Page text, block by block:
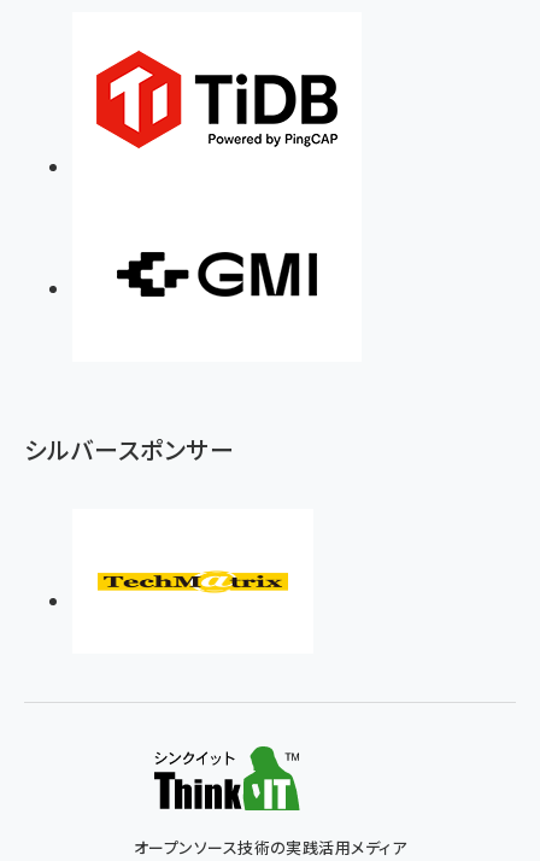
シルバースポンサー
オープンソース技術の実践活用メディア